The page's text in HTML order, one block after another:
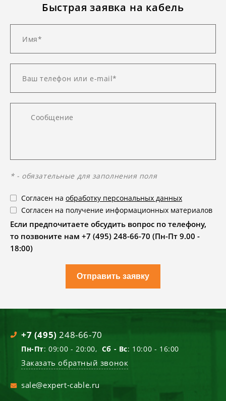
Быстрая заявка на кабель
* - обязательные для заполнения поля
Согласен на обработку персональных данных
Согласен на получение информационных материалов
Если предпочитаете обсудить вопрос по телефону,
то позвоните нам +7 (495) 248-66-70 (Пн-Пт 9.00 -
18:00)
Отправить заявку
+7 (495) 248-66-70
Пн-Пт: 09:00 - 20:00, Сб - Вс: 10:00 - 16:00
Заказать обратный звонок
sale@expert-cable.ru